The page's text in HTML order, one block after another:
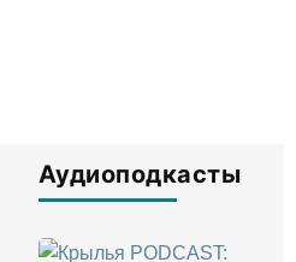
Аудиоподкасты